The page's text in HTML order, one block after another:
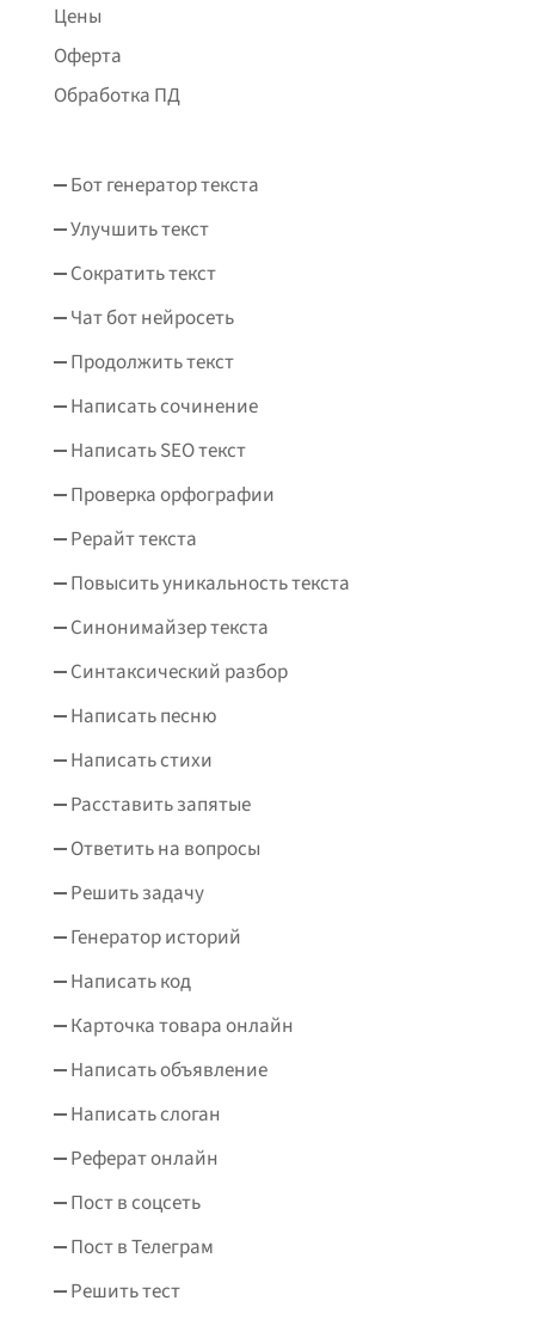
Цены
Оферта
Обработка ПД
Бот генератор текста
Улучшить текст
Сократить текст
Чат бот нейросеть
Продолжить текст
Написать сочинение
Написать SEO текст
Проверка орфографии
Рерайт текста
Повысить уникальность текста
Синонимайзер текста
Синтаксический разбор
Написать песню
Написать стихи
Расставить запятые
Ответить на вопросы
Решить задачу
Генератор историй
Написать код
Карточка товара онлайн
Написать объявление
Написать слоган
Реферат онлайн
Пост в соцсеть
Пост в Телеграм
Решить тест